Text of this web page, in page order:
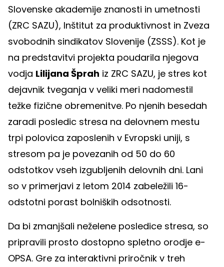
Slovenske akademije znanosti in umetnosti
(ZRC SAZU), Inštitut za produktivnost in Zveza
svobodnih sindikatov Slovenije (ZSSS). Kot je
na predstavitvi projekta poudarila njegova
vodja Lilijana Šprah iz ZRC SAZU, je stres kot
dejavnik tveganja v veliki meri nadomestil
težke fizične obremenitve. Po njenih besedah
zaradi posledic stresa na delovnem mestu
trpi polovica zaposlenih v Evropski uniji, s
stresom pa je povezanih od 50 do 60
odstotkov vseh izgubljenih delovnih dni. Lani
so v primerjavi z letom 2014 zabeležili 16-
odstotni porast bolniških odsotnosti.
Da bi zmanjšali neželene posledice stresa, so
pripravili prosto dostopno spletno orodje e-
OPSA. Gre za interaktivni priročnik v treh